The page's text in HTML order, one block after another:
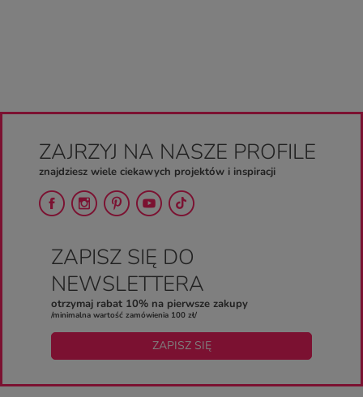
ZAJRZYJ NA NASZE PROFILE
znajdziesz wiele ciekawych projektów i inspiracji
ZAPISZ SIĘ DO
NEWSLETTERA
otrzymaj rabat 10% na pierwsze zakupy
/minimalna wartość zamówienia 100 zł/
ZAPISZ SIĘ